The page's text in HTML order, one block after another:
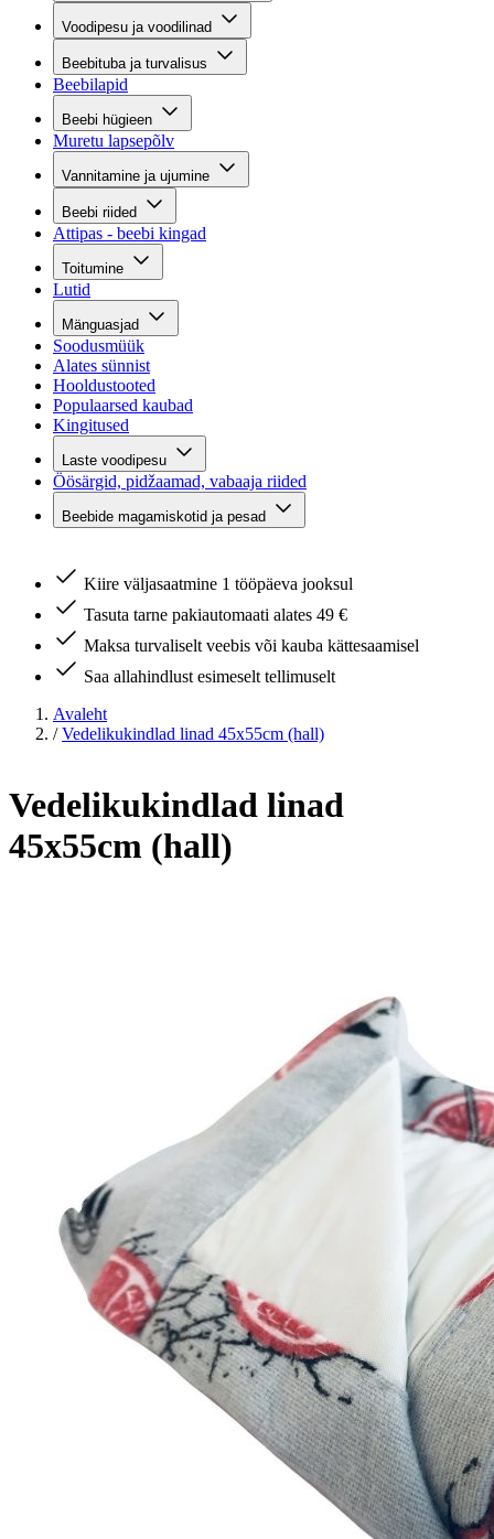
Voodipesu ja voodilinad
Beebituba ja turvalisus
Beebilapid
Beebi hügieen
Muretu lapsepõlv
Vannitamine ja ujumine
Beebi riided
Attipas - beebi kingad
Toitumine
Lutid
Mänguasjad
Soodusmüük
Alates sünnist
Hooldustooted
Populaarsed kaubad
Kingitused
Laste voodipesu
Öösärgid, pidžaamad, vabaaja riided
Beebide magamiskotid ja pesad
Kiire väljasaatmine 1 tööpäeva jooksul
Tasuta tarne pakiautomaati alates 49 €
Maksa turvaliselt veebis või kauba kättesaamisel
Saa allahindlust esimeselt tellimuselt
Avaleht
/ Vedelikukindlad linad 45x55cm (hall)
Vedelikukindlad linad
45x55cm (hall)